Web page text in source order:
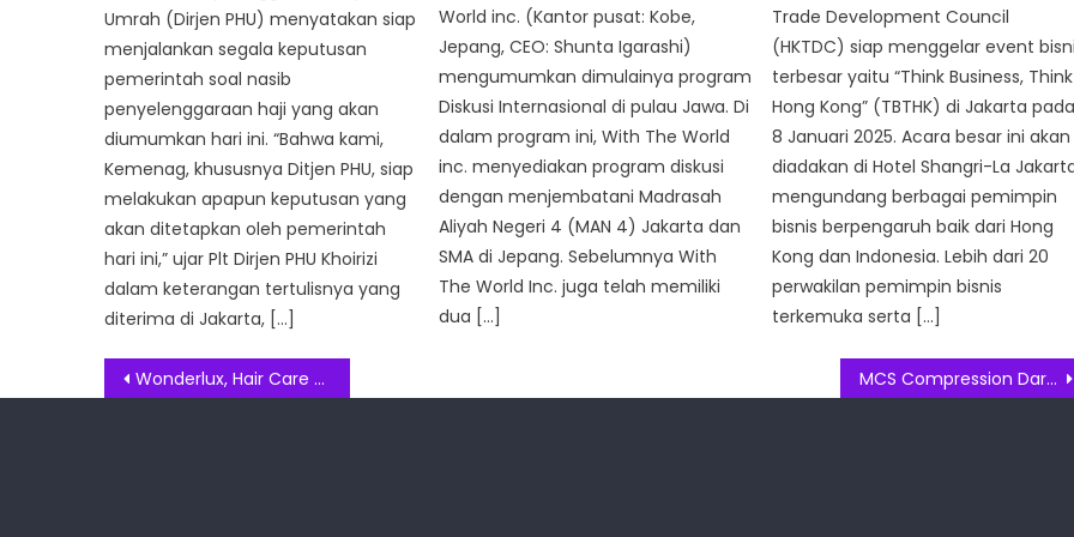
Umrah (Dirjen PHU) menyatakan siap
menjalankan segala keputusan
pemerintah soal nasib
penyelenggaraan haji yang akan
diumumkan hari ini. “Bahwa kami,
Kemenag, khususnya Ditjen PHU, siap
melakukan apapun keputusan yang
akan ditetapkan oleh pemerintah
hari ini,” ujar Plt Dirjen PHU Khoirizi
dalam keterangan tertulisnya yang
diterima di Jakarta, […]
World inc. (Kantor pusat: Kobe,
Jepang, CEO: Shunta Igarashi)
mengumumkan dimulainya program
Diskusi Internasional di pulau Jawa. Di
dalam program ini, With The World
inc. menyediakan program diskusi
dengan menjembatani Madrasah
Aliyah Negeri 4 (MAN 4) Jakarta dan
SMA di Jepang. Sebelumnya With
The World Inc. juga telah memiliki
dua […]
Trade Development Council
(HKTDC) siap menggelar event
terbesar yaitu “Think Business, Think
Hong Kong” (TBTHK) di Jakarta pada
8 Januari 2025. Acara besar ini akan
diadakan di Hotel Shangri-La
mengundang berbagai pemimpin
bisnis berpengaruh baik dari Hong
Kong dan Indonesia. Lebih dari 20
perwakilan pemimpin bisnis
terkemuka serta […]
Post
Wonderlux, Hair Care yang Sukses Jadi Pilihan Utama Para Bintang Korea MCS Compression Dari 2XU Dukung Performa Lebih Baik & Kurangi Risiko Cedera Saat Berolahraga